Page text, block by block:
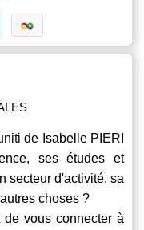
de Isabelle PIERI
ses études et
secteur d'activité, sa
choses ?
vous connecter à